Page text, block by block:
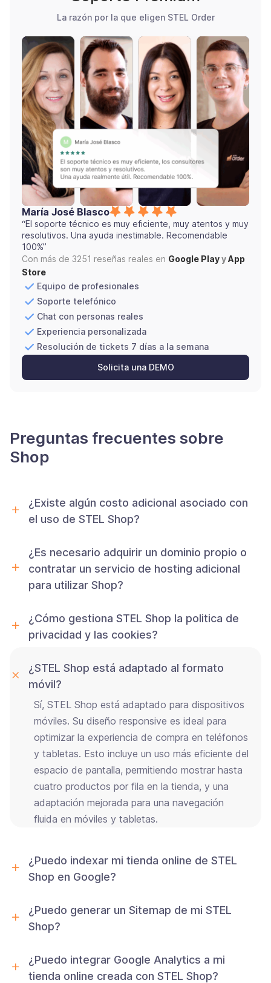
La razón por la que eligen STEL Order
María José Blasco
“El soporte técnico es muy eficiente, muy atentos y muy
resolutivos. Una ayuda inestimable. Recomendable
100%”
Con más de 3251 reseñas reales en Google PlayyApp
Store
Equipo de profesionales
Soporte telefónico
Chat con personas reales
Experiencia personalizada
Resolución de tickets 7 días a la semana
Solicita una DEMO
Preguntas frecuentes sobre
Shop
¿Existe algún costo adicional asociado con
el uso de STEL Shop?
¿Es necesario adquirir un dominio propio o
contratar un servicio de hosting adicional
para utilizar Shop?
¿Cómo gestiona STEL Shop la politica de
privacidad y las cookies?
¿STEL Shop está adaptado al formato
móvil?
Sí, STEL Shop está adaptado para dispositivos
móviles. Su diseño responsive es ideal para
optimizar la experiencia de compra en teléfonos
y tabletas. Esto incluye un uso más eficiente del
espacio de pantalla, permitiendo mostrar hasta
cuatro productos por fila en la tienda, y una
adaptación mejorada para una navegación
fluida en móviles y tabletas.
¿Puedo indexar mi tienda online de STEL
Shop en Google?
¿Puedo generar un Sitemap de mi STEL
Shop?
¿Puedo integrar Google Analytics a mi
tienda online creada con STEL Shop?